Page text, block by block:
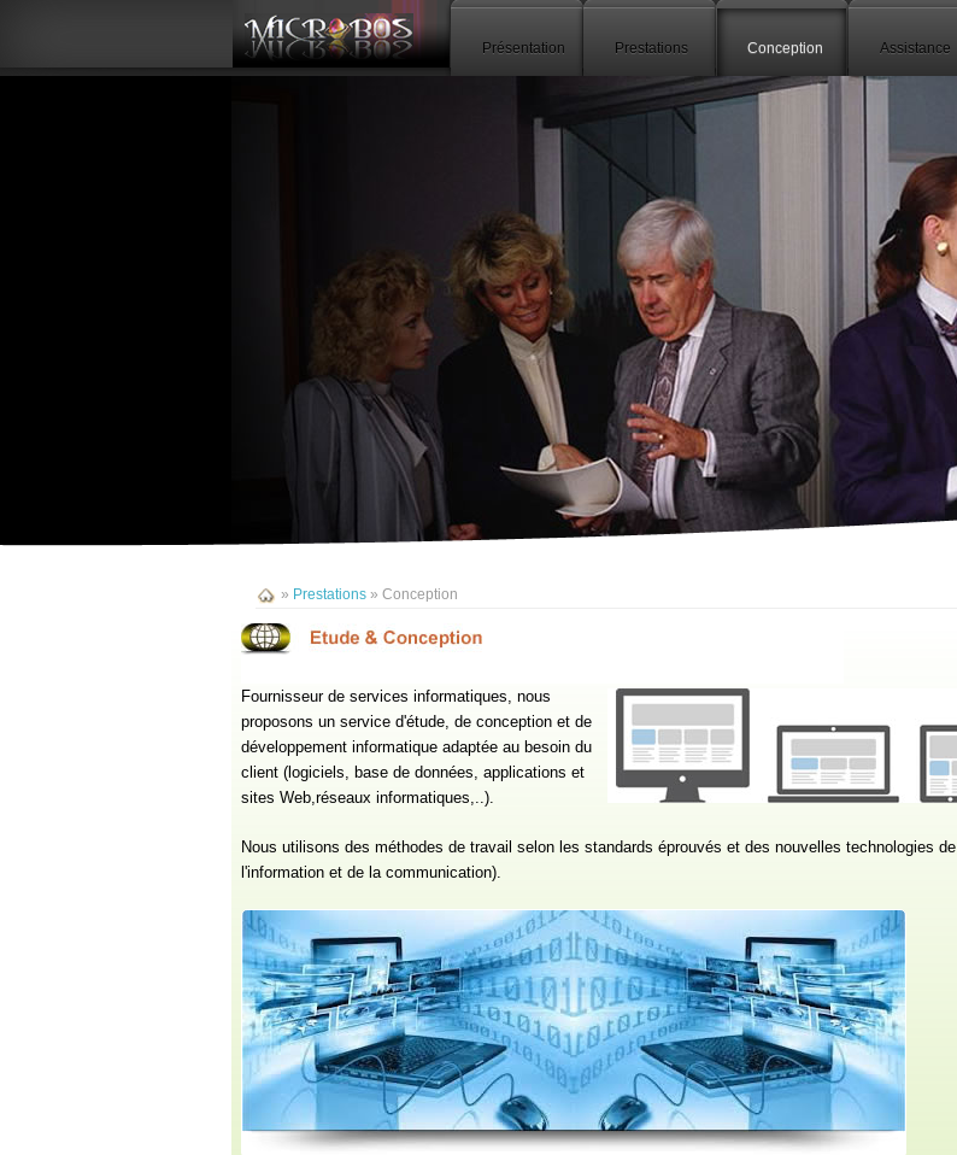
Présentation Prestations Conception Assistance
» Prestations » Conception
Fournisseur de services informatiques, nous
proposons un service d'étude, de conception et de
développement informatique adaptée au besoin du
client (logiciels, base de données, applications et
sites Web,réseaux informatiques,..).
Nous utilisons des méthodes de travail selon les standards éprouvés et des nouvelles technologies de
l'information et de la communication).